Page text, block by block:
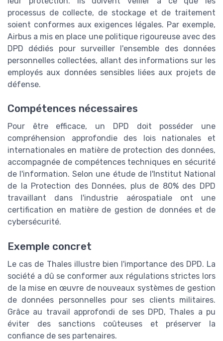
processus de collecte, de stockage et de traitement
soient conformes aux exigences légales. Par exemple,
Airbus a mis en place une politique rigoureuse avec des
DPD dédiés pour surveiller l'ensemble des données
personnelles collectées, allant des informations sur les
employés aux données sensibles liées aux projets de
défense.
Compétences nécessaires
Pour être efficace, un DPD doit posséder une
compréhension approfondie des lois nationales et
internationales en matière de protection des données,
accompagnée de compétences techniques en sécurité
de l'information. Selon une étude de l'Institut National
de la Protection des Données, plus de 80% des DPD
travaillant dans l'industrie aérospatiale ont une
certification en matière de gestion de données et de
cybersécurité.
Exemple concret
Le cas de Thales illustre bien l'importance des DPD. La
société a dû se conformer aux régulations strictes lors
de la mise en œuvre de nouveaux systèmes de gestion
de données personnelles pour ses clients militaires.
Grâce au travail approfondi de ses DPD, Thales a pu
éviter des sanctions coûteuses et préserver la
confiance de ses partenaires.